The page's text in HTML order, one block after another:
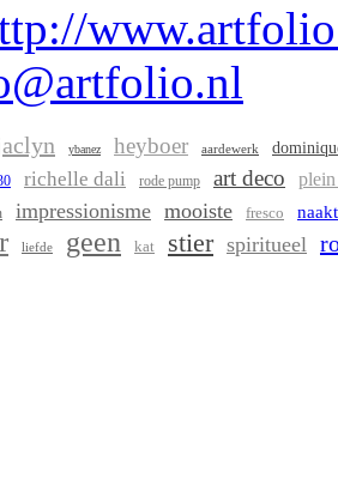
ybanez heyboer aardewerk
richelle dali rode pump art deco
impressionisme mooiste fresco naakt
liefde geen kat stier spiritueel